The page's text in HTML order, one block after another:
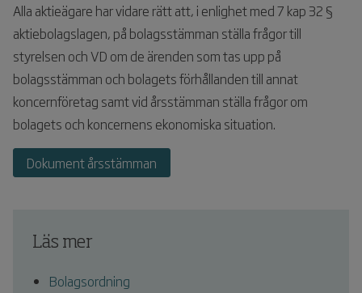
Alla aktieägare har vidare rätt att, i enlighet med 7 kap 32 §
aktiebolagslagen, på bolagsstämman ställa frågor till
styrelsen och VD om de ärenden som tas upp på
bolagsstämman och bolagets förhållanden till annat
koncernföretag samt vid årsstämman ställa frågor om
bolagets och koncernens ekonomiska situation.
Dokument årsstämman
Läs mer
Bolagsordning